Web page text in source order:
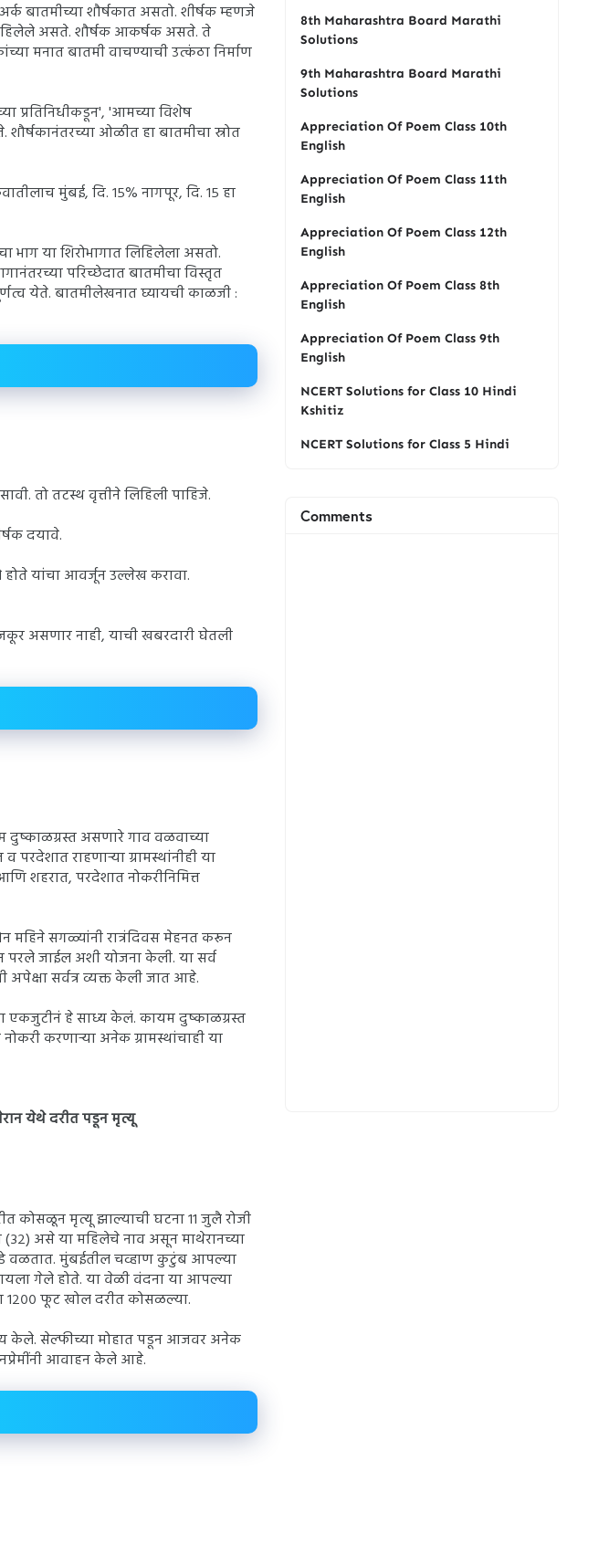
बातमीच्या शौर्षकात असतो. शीर्षक म्हणजे
असते. शौर्षक आकर्षक असते. ते
मनात बातमी वाचण्याची उत्कंठा निर्माण
प्रतिनिधीकडून', 'आमच्या विशेष
ओळीत हा बातमीचा स्रोत
मुंबई, दि. १५% नागपूर, दि. १५ हा
भाग या शिरोभागात लिहिलेला असतो.
परिच्छेदात बातमीचा विस्तृत
येते. बातमीलेखनात घ्यायची काळजी :
तो तटस्थ वृत्तीने लिहिली पाहिजे.
दयावे.
यांचा आवर्जून उल्लेख करावा.
असणार नाही, याची खबरदारी घेतली
असणारे गाव वळवाच्या
राहणाऱ्या ग्रामस्थांनीही या
शहरात, परदेशात नोकरीनिमित्त
महिने सगळ्यांनी रात्रंदिवस मेहनत करून
जाईल अशी योजना केली. या सर्व
सर्वत्र व्यक्त केली जात आहे.
एकजुटीनं हे साध्य केलं. कायम दुष्काळग्रस्त
करणाऱ्या अनेक ग्रामस्थांचाही या
येथे दरीत पडून मृत्यू
कोसळून मृत्यू झाल्याची घटना ११ जुलै रोजी
(३२) असे या महिलेचे नाव असून माथेरानच्या
वळतात. मुंबईतील चव्हाण कुटुंब आपल्या
गेले होते. या वेळी वंदना या आपल्या
१२०० फूट खोल दरीत कोसळल्या.
केले. सेल्फीच्या मोहात पडून आजवर अनेक
आवाहन केले आहे.
8th Maharashtra Board Marathi
Solutions
9th Maharashtra Board Marathi
Solutions
Appreciation Of Poem Class 10th
English
Appreciation Of Poem Class 11th
English
Appreciation Of Poem Class 12th
English
Appreciation Of Poem Class 8th
English
Appreciation Of Poem Class 9th
English
NCERT Solutions for Class 10 Hindi
Kshitiz
NCERT Solutions for Class 5 Hindi
Comments